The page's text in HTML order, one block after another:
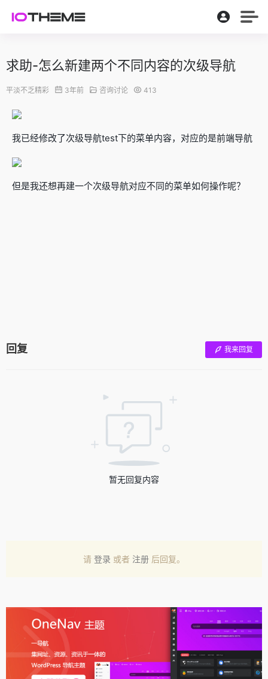
求助-怎么新建两个不同内容的次级导航
平淡不乏精彩 3年前 咨询讨论 413
我已经修改了次级导航test下的菜单内容，对应的是前端导航
但是我还想再建一个次级导航对应不同的菜单如何操作呢？
回复 我来回复
暂无回复内容
请 登录 或者 注册 后回复。